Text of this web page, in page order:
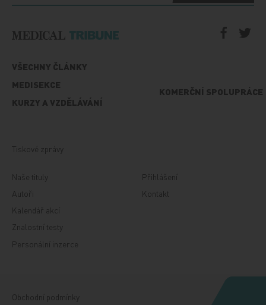
VŠECHNY ČLÁNKY
MEDISEKCE
KURZY A VZDĚLÁVÁNÍ
KOMERČNÍ SPOLUPRÁCE
Tiskové zprávy
Naše tituly
Autoři
Kalendář akcí
Znalostní testy
Personální inzerce
Přihlášení
Kontakt
Obchodní podmínky